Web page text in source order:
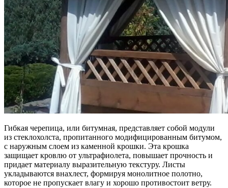
Гибкая черепица, или битумная, представляет собой модули
из стеклохолста, пропитанного модифицированным битумом,
с наружным слоем из каменной крошки. Эта крошка
защищает кровлю от ультрафиолета, повышает прочность и
придает материалу выразительную текстуру. Листы
укладываются внахлест, формируя монолитное полотно,
которое не пропускает влагу и хорошо противостоит ветру.